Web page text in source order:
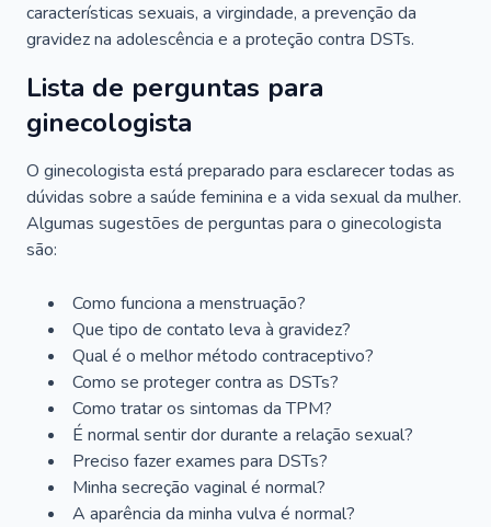
características sexuais, a virgindade, a prevenção da
gravidez na adolescência e a proteção contra DSTs.
Lista de perguntas para
ginecologista
O ginecologista está preparado para esclarecer todas as
dúvidas sobre a saúde feminina e a vida sexual da mulher.
Algumas sugestões de perguntas para o ginecologista
são:
Como funciona a menstruação?
Que tipo de contato leva à gravidez?
Qual é o melhor método contraceptivo?
Como se proteger contra as DSTs?
Como tratar os sintomas da TPM?
É normal sentir dor durante a relação sexual?
Preciso fazer exames para DSTs?
Minha secreção vaginal é normal?
A aparência da minha vulva é normal?